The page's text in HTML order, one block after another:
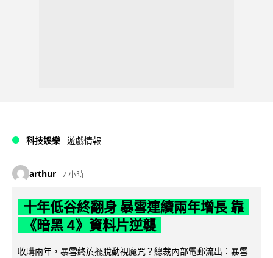
科技娛樂 遊戲情報
arthur 7 小時
十年低谷終翻身 暴雪連續兩年增長 靠
《暗黑 4》資料片逆襲
收購兩年，暴雪終於擺脫動視魔咒？總裁內部電郵流出：暴雪